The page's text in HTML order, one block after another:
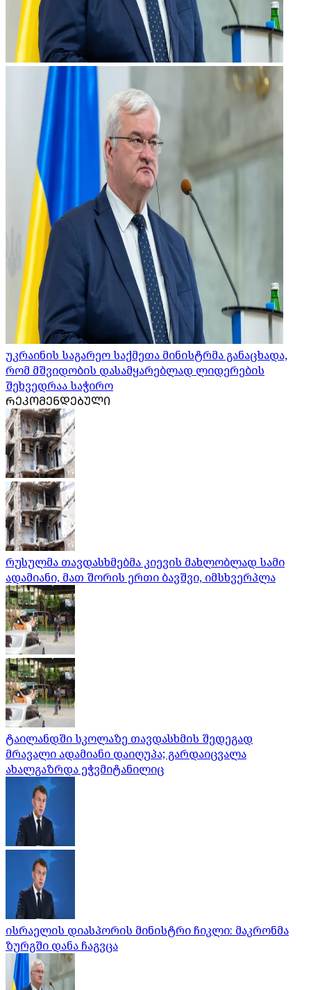
უკრაინის საგარეო საქმეთა მინისტრმა განაცხადა,
რომ მშვიდობის დასამყარებლად ლიდერების
შეხვედრაა საჭირო
ᲠᲔᲙᲝᲛᲔᲜᲓᲔᲑᲣᲚᲘ
რუსულმა თავდასხმებმა კიევის მახლობლად სამი
ადამიანი, მათ შორის ერთი ბავშვი, იმსხვერპლა
ტაილანდში სკოლაზე თავდასხმის შედეგად
მრავალი ადამიანი დაიღუპა; გარდაიცვალა
ახალგაზრდა ეჭვმიტანილიც
ისრაელის დიასპორის მინისტრი ჩიკლი: მაკრონმა
ზურგში დანა ჩაგვცა